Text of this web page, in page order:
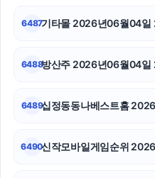
6487기타몰 2026년06월04일
6488방산주 2026년06월04일
6489십정동동나베스트홈
6490신작모바일게임순위